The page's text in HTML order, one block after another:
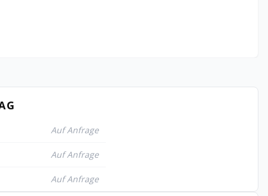
Auf Anfrage
Auf Anfrage
Auf Anfrage